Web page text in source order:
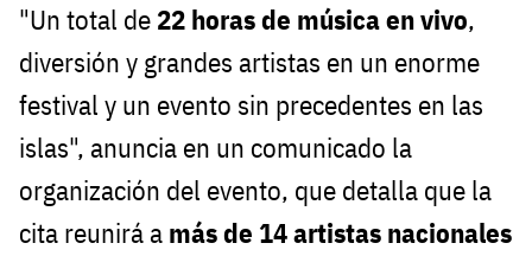
"Un total de 22 horas de música en vivo,
diversión y grandes artistas en un enorme
festival y un evento sin precedentes en las
islas", anuncia en un comunicado la
organización del evento, que detalla que la
cita reunirá a más de 14 artistas nacionales